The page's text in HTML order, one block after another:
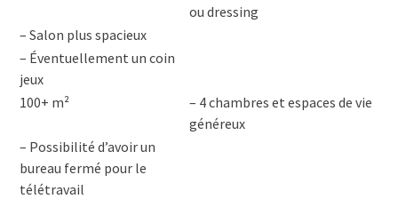
ou dressing
– Salon plus spacieux
– Éventuellement un coin
jeux
100+ m²
– 4 chambres et espaces de vie
généreux
– Possibilité d’avoir un
bureau fermé pour le
télétravail